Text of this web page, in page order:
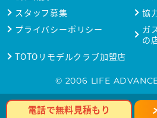
スタッフ募集
協
プライバシーポリシー
ガ
の
TOTOリモデルクラブ加盟店
© 2006 LIFE
電話で無料見積もり